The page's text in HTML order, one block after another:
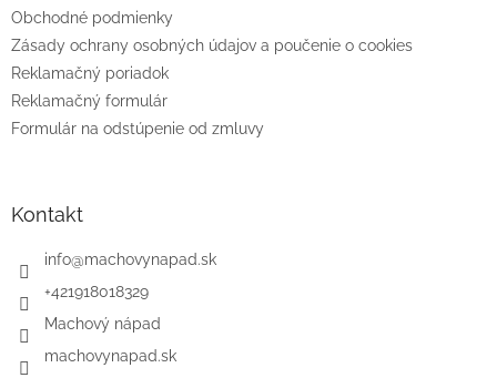
eObchodné podmienky
Zásady ochrany osobných údajov a poučenie o cookies
Reklamačný poriadok
Reklamačný formulár
Formulár na odstúpenie od zmluvy
Kontakt
info@machovynapad.sk
+421918018329
Machový nápad
machovynapad.sk